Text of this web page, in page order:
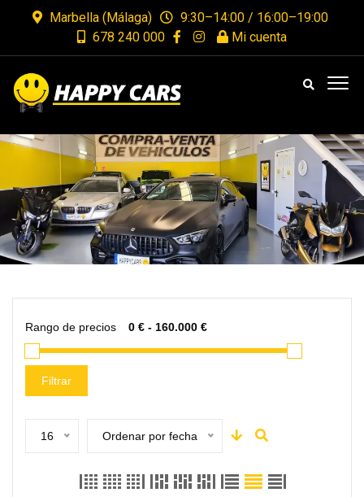
Marbella (Málaga)
9:30–14:00 / 16:00–19:00
678 240 000
Mi cuenta
Rango de precios
Filtrar
16 Ordenar por fecha